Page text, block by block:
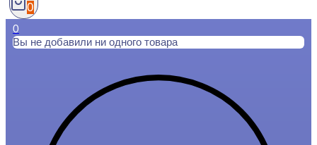
0
0
Вы не добавили ни одного товара